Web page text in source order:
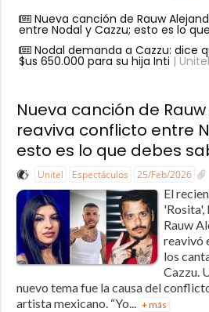
Nueva canción de Rauw
entre Nodal y Cazzu; esto es lo
Nodal demanda a Cazzu: dice
$us 650.000 para su hija Inti | Unitel
Nueva canción de
reaviva conflicto entre
esto es lo que debes
Unitel Espectáculos 25/Feb/2026
El
Rauw
reavivó
los
Cazzu.
nuevo tema fue la causa del
artista mexicano. “Yo... + más